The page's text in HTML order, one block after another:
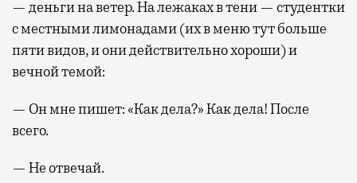
— деньги на ветер. На лежаках в тени — студентки
с местными лимонадами (их в меню тут больше
пяти видов, и они действительно хороши) и
вечной темой:
— Он мне пишет: «Как дела?» Как дела! После
всего.
— Не отвечай.